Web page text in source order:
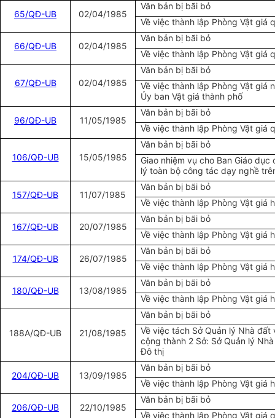
65/QĐ-UB 02/04/1985
Văn bản bị bãi bỏ
Về việc thành lập Phòng Vật giá
66/QĐ-UB 02/04/1985
Văn bản bị bãi bỏ
Về việc thành lập Phòng Vật giá
67/QĐ-UB 02/04/1985
Văn bản bị bãi bỏ
Về việc thành lập Phòng Vật giá
Ủy ban Vật giá thành phố
96/QĐ-UB 11/05/1985
Văn bản bị bãi bỏ
Về việc thành lập Phòng Vật giá
106/QĐ-UB 15/05/1985
Văn bản bị bãi bỏ
Giao nhiệm vụ cho Ban Giáo
lý toàn bộ công tác dạy nghề
157/QĐ-UB 11/07/1985
Văn bản bị bãi bỏ
Về việc thành lập Phòng Vật giá
167/QĐ-UB 20/07/1985
Văn bản bị bãi bỏ
Về việc thành lập Phòng Vật giá
174/QĐ-UB 26/07/1985
Văn bản bị bãi bỏ
Về việc thành lập Phòng Vật giá
180/QĐ-UB 13/08/1985
Văn bản bị bãi bỏ
Về việc thành lập Phòng Vật giá
188A/QĐ-UB 21/08/1985
Văn bản bị bãi bỏ
Về việc tách Sở Quản lý Nhà đất
cộng thành 2 Sở: Sở Quản lý
Đô thị
204/QĐ-UB 13/09/1985
Văn bản bị bãi bỏ
Về việc thành lập Phòng Vật giá
206/QĐ-UB 22/10/1985
Văn bản bị bãi bỏ
Về việc thành lập Phòng Vật giá